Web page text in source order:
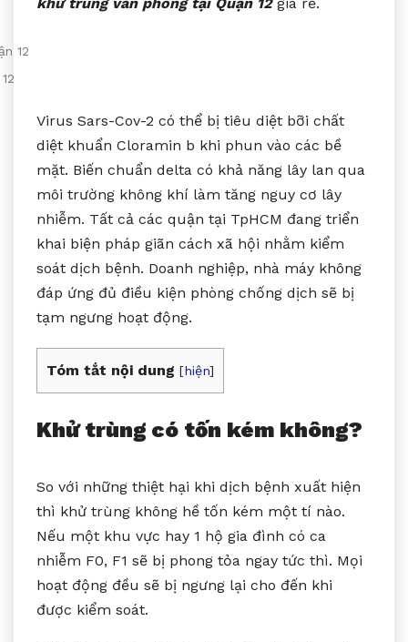
Virus Sars-Cov-2 có thể bị tiêu diệt bỡi chất
diệt khuẩn Cloramin b khi phun vào các bề
mặt. Biến chuẩn delta có khả năng lây lan qua
môi trường không khí làm tăng nguy cơ lây
nhiễm. Tất cả các quận tại TpHCM đang triển
khai biện pháp giãn cách xã hội nhằm kiểm
soát dịch bệnh. Doanh nghiệp, nhà máy không
đáp ứng đủ điều kiện phòng chống dịch sẽ bị
tạm ngưng hoạt động.
Tóm tắt nội dung [hiện]
Khử trùng có tốn kém không?
So với những thiệt hại khi dịch bệnh xuất hiện
thì khử trùng không hề tốn kém một tí nào.
Nếu một khu vực hay 1 hộ gia đình có ca
nhiễm F0, F1 sẽ bị phong tỏa ngay tức thì. Mọi
hoạt động đều sẽ bị ngưng lại cho đến khi
được kiểm soát.